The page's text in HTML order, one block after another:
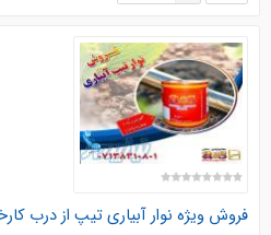
فروش ویژه نوار آبیاری تیپ از درب